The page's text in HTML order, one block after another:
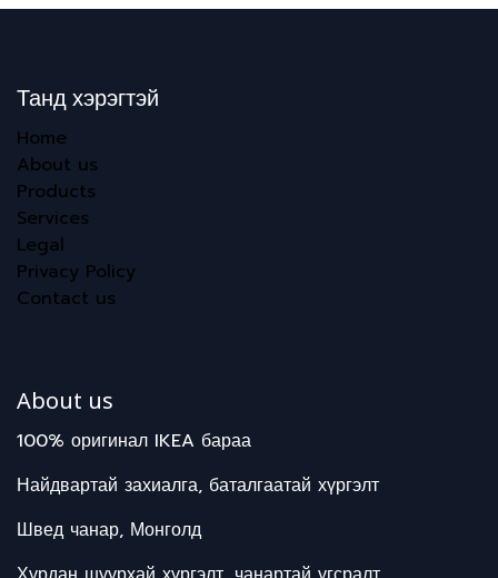
Танд хэрэгтэй
Home
About us
Products
Services
Legal
Privacy Policy
Contact us
About us
100% оригинал IKEA бараа
Найдвартай захиалга, баталгаатай хүргэлт
Швед чанар, Монголд